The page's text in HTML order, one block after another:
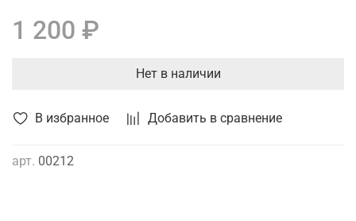
В избранное Добавить в сравнение
арт. 00212
1 200 ₽
Нет в наличии